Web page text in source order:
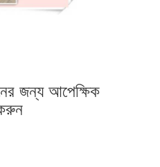
জন্য আপেক্ষিক